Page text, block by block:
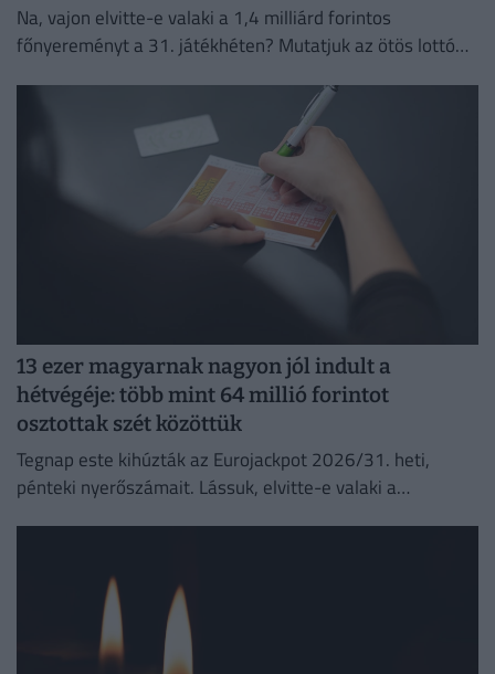
Na, vajon elvitte-e valaki a 1,4 milliárd forintos
főnyereményt a 31. játékhéten? Mutatjuk az ötös lottó
13 ezer magyarnak nagyon jól indult a
hétvégéje: több mint 64 millió forintot
osztottak szét közöttük
Tegnap este kihúzták az Eurojackpot 2026/31. heti,
pénteki nyerőszámait. Lássuk, elvitte-e valaki a